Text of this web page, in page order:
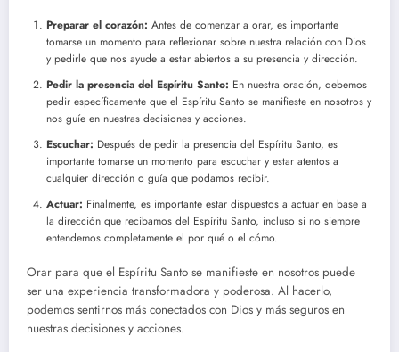
Preparar el corazón: Antes de comenzar a orar, es importante
tomarse un momento para reflexionar sobre nuestra relación con Dios
y pedirle que nos ayude a estar abiertos a su presencia y dirección.
Pedir la presencia del Espíritu Santo: En nuestra oración, debemos
pedir específicamente que el Espíritu Santo se manifieste en nosotros y
nos guíe en nuestras decisiones y acciones.
Escuchar: Después de pedir la presencia del Espíritu Santo, es
importante tomarse un momento para escuchar y estar atentos a
cualquier dirección o guía que podamos recibir.
Actuar: Finalmente, es importante estar dispuestos a actuar en base a
la dirección que recibamos del Espíritu Santo, incluso si no siempre
entendemos completamente el por qué o el cómo.
Orar para que el Espíritu Santo se manifieste en nosotros puede
ser una experiencia transformadora y poderosa. Al hacerlo,
podemos sentirnos más conectados con Dios y más seguros en
nuestras decisiones y acciones.